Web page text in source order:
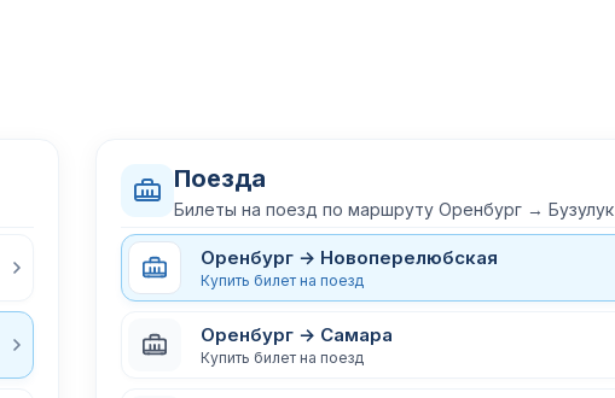
Поезда
Билеты на поезд по маршруту Оренбург → Бузулук
Оренбург → Новоперелюбская
Купить билет на поезд
Оренбург → Самара
Купить билет на поезд